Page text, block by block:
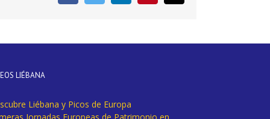
electrónico
LIÉBANA
Liébana y Picos de Europa